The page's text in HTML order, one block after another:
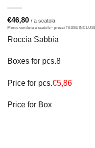
€46,80
Roccia Sabbia
Boxes for pcs.8
Price for pcs.€5,86
Price for Box